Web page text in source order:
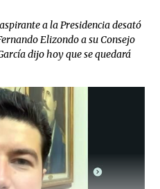
a la Presidencia desató
Elizondo a su Consejo
dijo hoy que se quedará